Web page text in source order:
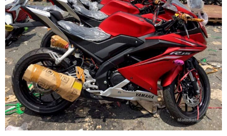
Warna Baru X-Ride 125 Tampil Tangguh dan Fresh Siap
Jelajah Petualangan Tanpa Batas
Yamalube Power XP Matic resmi dirilis untuk skutik Blue
Core 125cc dengan mobilitas tinggi
Yamaha Indonesia Rilis Warna Baru Fazzio Hybrid yang lebih
Eye Catchy & Kece Abis
Sudah pakai diskbrake belakang ! Yamaha Indonesia Resmi